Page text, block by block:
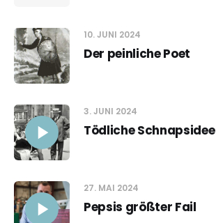
10. JUNI 2024
Der peinliche Poet
3. JUNI 2024
Tödliche Schnapsidee
27. MAI 2024
Pepsis größter Fail